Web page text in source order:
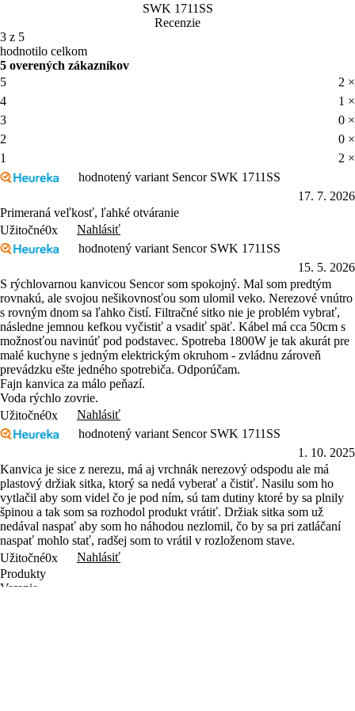
SWK 1711SS
Recenzie
3 z 5
hodnotilo celkom
5 overených zákazníkov
5
2 ×
4
1 ×
3
0 ×
2
0 ×
1
2 ×
hodnotený variant Sencor SWK 1711SS
17. 7. 2026
Primeraná veľkosť, ľahké otváranie
Užitočné0x
Nahlásiť
hodnotený variant Sencor SWK 1711SS
15. 5. 2026
S rýchlovarnou kanvicou Sencor som spokojný. Mal som predtým
rovnakú, ale svojou nešikovnosťou som ulomil veko. Nerezové vnútro
s rovným dnom sa ľahko čistí. Filtračné sitko nie je problém vybrať,
následne jemnou kefkou vyčistiť a vsadiť späť. Kábel má cca 50cm s
možnosťou navinúť pod podstavec. Spotreba 1800W je tak akurát pre
malé kuchyne s jedným elektrickým okruhom - zvládnu zároveň
prevádzku ešte jedného spotrebiča. Odporúčam.
Fajn kanvica za málo peňazí.
Voda rýchlo zovrie.
Užitočné0x
Nahlásiť
hodnotený variant Sencor SWK 1711SS
1. 10. 2025
Kanvica je sice z nerezu, má aj vrchnák nerezový odspodu ale má
plastový držiak sitka, ktorý sa nedá vyberať a čistiť. Nasilu som ho
vytlačil aby som videl čo je pod ním, sú tam dutiny ktoré by sa plnily
špinou a tak som sa rozhodol produkt vrátiť. Držiak sitka som už
nedával naspať aby som ho náhodou nezlomil, čo by sa pri zatláčaní
naspať mohlo stať, radšej som to vrátil v rozloženom stave.
Užitočné0x
Nahlásiť
Produkty
Varenie